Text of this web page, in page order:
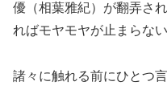
優（相葉雅紀）が翻弄さ
ればモヤモヤが止まらな
諸々に触れる前にひとつ